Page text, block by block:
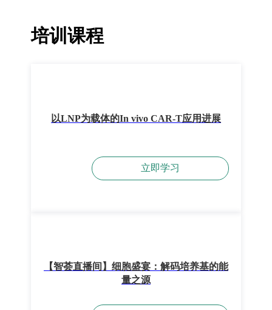
培训课程
以LNP为载体的In vivo CAR-T应用进展
立即学习
【智荟直播间】细胞盛宴：解码培养基的能
量之源